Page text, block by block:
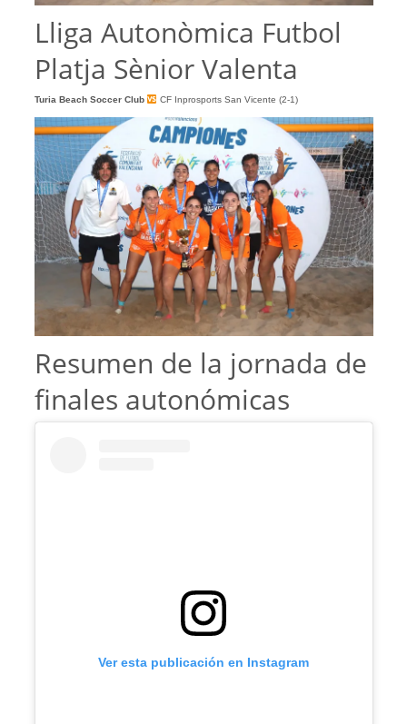
Lliga Autonòmica Futbol
Platja Sènior Valenta
Turia Beach Soccer Club CF Inprosports San Vicente (2-1)
Resumen de la jornada de
finales autonómicas
Ver esta publicación en Instagram